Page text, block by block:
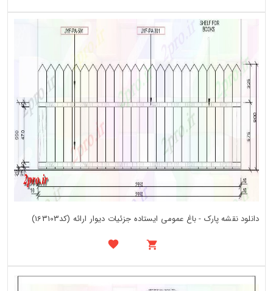
دانلود نقشه پارک - باغ عمومی ایستاده جزئیات دیوار ارائه (کد163103)